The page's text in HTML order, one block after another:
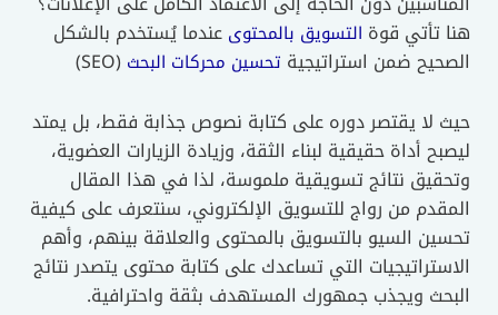
هنا تأتي قوة التسويق بالمحتوى عندما يُستخدم بالشكل
الصحيح ضمن استراتيجية تحسين محركات البحث (SEO)
حيث لا يقتصر دوره على كتابة نصوص جذابة فقط، بل يمتد
ليصبح أداة حقيقية لبناء الثقة، وزيادة الزيارات العضوية،
وتحقيق نتائج تسويقية ملموسة، لذا في هذا المقال
المقدم من رواج للتسويق الإلكتروني، سنتعرف على كيفية
تحسين السيو بالتسويق بالمحتوى والعلاقة بينهم، وأهم
الاستراتيجيات التي تساعدك على كتابة محتوى يتصدر نتائج
البحث ويجذب جمهورك المستهدف بثقة واحترافية.